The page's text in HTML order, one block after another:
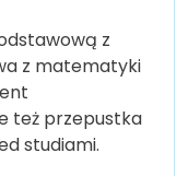
z
z matematyki
też przepustka
studiami.